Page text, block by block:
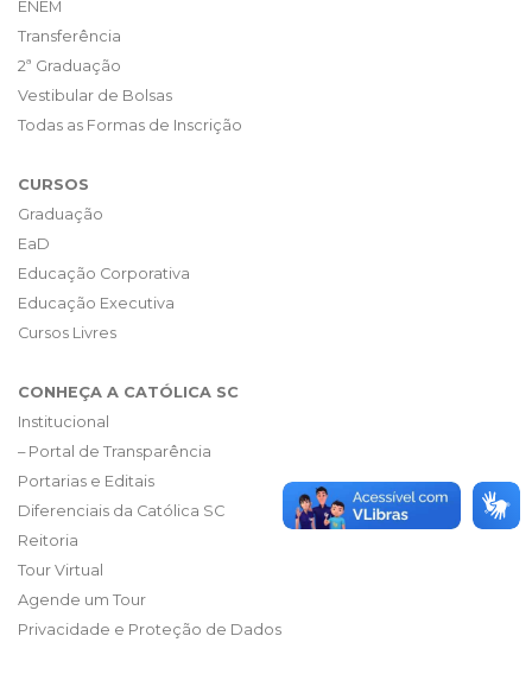
ENEM
Transferência
2ª Graduação
Vestibular de Bolsas
Todas as Formas de Inscrição
CURSOS
Graduação
EaD
Educação Corporativa
Educação Executiva
Cursos Livres
CONHEÇA A CATÓLICA SC
Institucional
– Portal de Transparência
Portarias e Editais
Diferenciais da Católica SC
Reitoria
Tour Virtual
Agende um Tour
Privacidade e Proteção de Dados